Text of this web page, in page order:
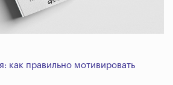
как правильно мотивировать